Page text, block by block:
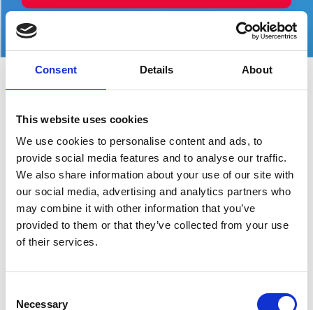
Consent Details About
This website uses cookies
We use cookies to personalise content and ads, to
provide social media features and to analyse our traffic.
We also share information about your use of our site with
our social media, advertising and analytics partners who
may combine it with other information that you’ve
provided to them or that they’ve collected from your use
of their services.
Selection
Necessary
Gebouwd voor
interoperabiliteit,
veiligheid &
schaalbaarheid